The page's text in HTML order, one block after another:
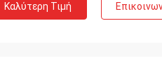
Καλύτερη Τιμή